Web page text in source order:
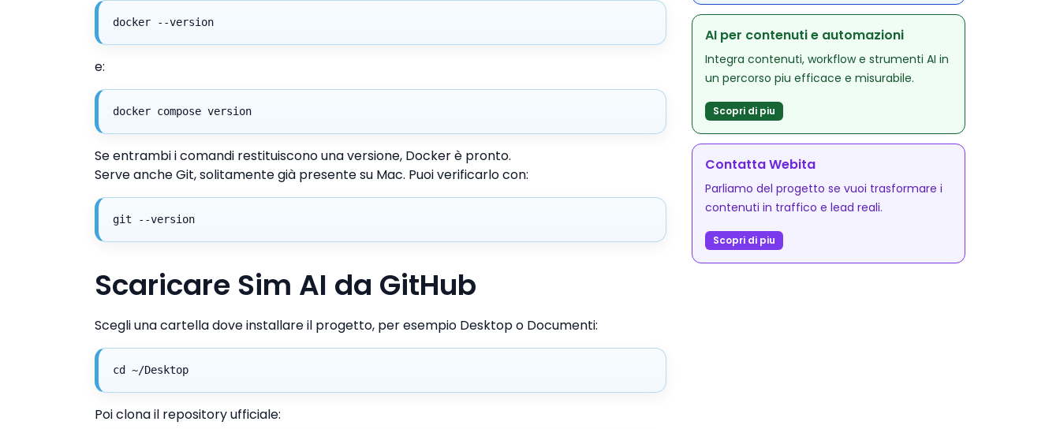
docker --version
e:
docker compose version
Se entrambi i comandi restituiscono una versione, Docker è pronto.
Serve anche Git, solitamente già presente su Mac. Puoi verificarlo con:
git --version
Scaricare Sim AI da GitHub
Scegli una cartella dove installare il progetto, per esempio Desktop o Documenti:
cd ~/Desktop
Poi clona il repository ufficiale:
AI per contenuti e automazioni
Integra contenuti, workflow e strumenti AI in
un percorso piu efficace e misurabile.
Scopri di piu
Contatta Webita
Parliamo del progetto se vuoi trasformare i
contenuti in traffico e lead reali.
Scopri di piu